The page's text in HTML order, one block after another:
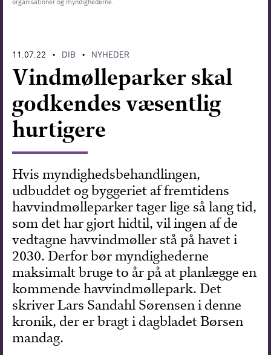
11.07.22 • DIB • NYHEDER
Vindmølleparker skal
godkendes væsentlig
hurtigere
Hvis myndighedsbehandlingen,
udbuddet og byggeriet af fremtidens
havvindmølleparker tager lige så lang tid,
som det har gjort hidtil, vil ingen af de
vedtagne havvindmøller stå på havet i
2030. Derfor bør myndighederne
maksimalt bruge to år på at planlægge en
kommende havvindmøllepark. Det
skriver Lars Sandahl Sørensen i denne
kronik, der er bragt i dagbladet Børsen
mandag.